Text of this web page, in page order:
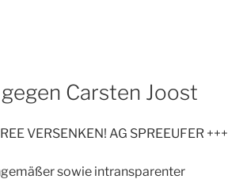
Carsten Joost
VERSENKEN! AG SPREEUFER +++
sowie intransparenter